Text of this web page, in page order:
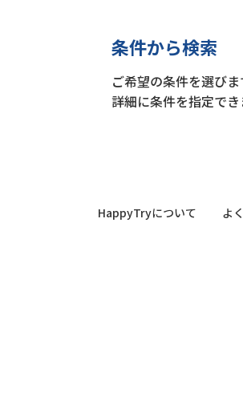
条件から検索
ご希望の条件を選び
詳細に条件を指定でき
HappyTryについて よ